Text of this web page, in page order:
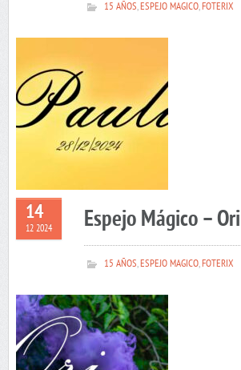
15 AÑOS,ESPEJO MAGICO,FOTERIX
14
12 2024 Espejo Mágico – Ori
15 AÑOS,ESPEJO MAGICO,FOTERIX